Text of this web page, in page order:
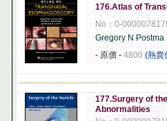
176.Atlas of
No：0-
Gregory N Postma
- 原價 - 4800 (熱賣
177.Surgery of
Abnormalities